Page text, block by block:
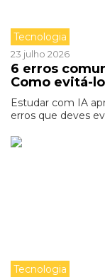
Tecnologia
23 julho 2026
6 erros
Como evitá-
Estudar com IA
erros que deves
Tecnologia